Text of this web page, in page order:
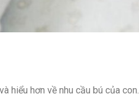
hiểu hơn về nhu cầu bú của con.